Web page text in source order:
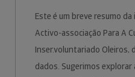
Este é um breve resumo
Activo-associação Para A
Inser.voluntariado Oleiros,
dados. Sugerimos